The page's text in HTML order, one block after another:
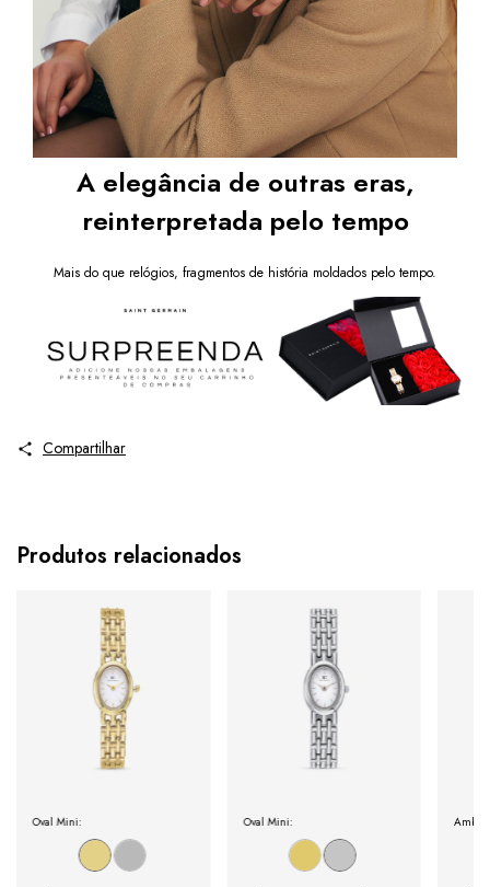
A elegância de outras eras,
reinterpretada pelo tempo
Mais do que relógios, fragmentos de história moldados pelo tempo.
Compartilhar
Produtos relacionados
Oval Mini: Oval Mini: